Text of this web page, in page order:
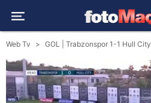
Web Tv GOL | Trabzonspor 1-1 Hull City